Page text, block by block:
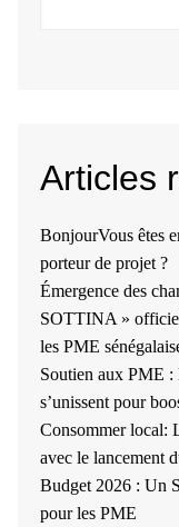
Articles
BonjourVous êtes
porteur de projet ?
Émergence des
SOTTINA »
les PME
Soutien aux PME
s’unissent pour
Consommer local:
avec le lancement
Budget 2026 : Un
pour les PME